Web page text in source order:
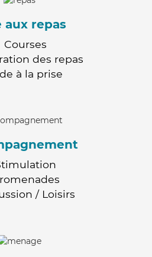
aux repas
Courses
des repas
à la prise
/ Loisirs